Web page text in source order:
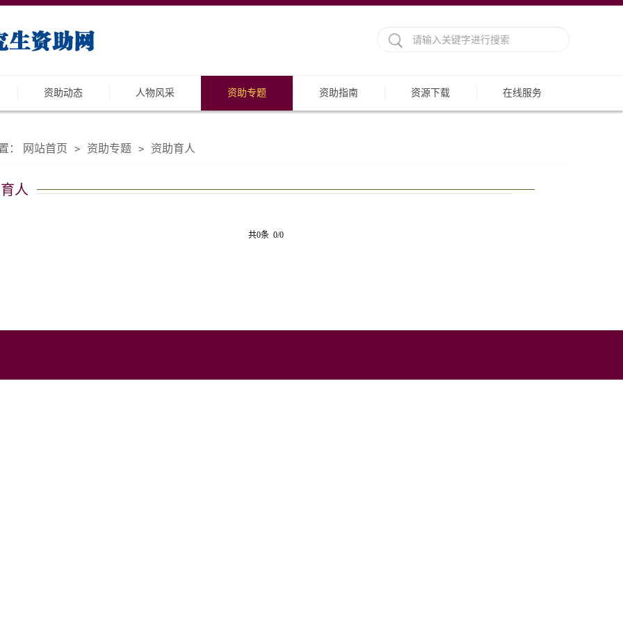
资助动态 人物风采 资助专题 资助指南 资源下载 在线服务
： 网站首页 > 资助专题 > 资助育人
人
共0条 0/0